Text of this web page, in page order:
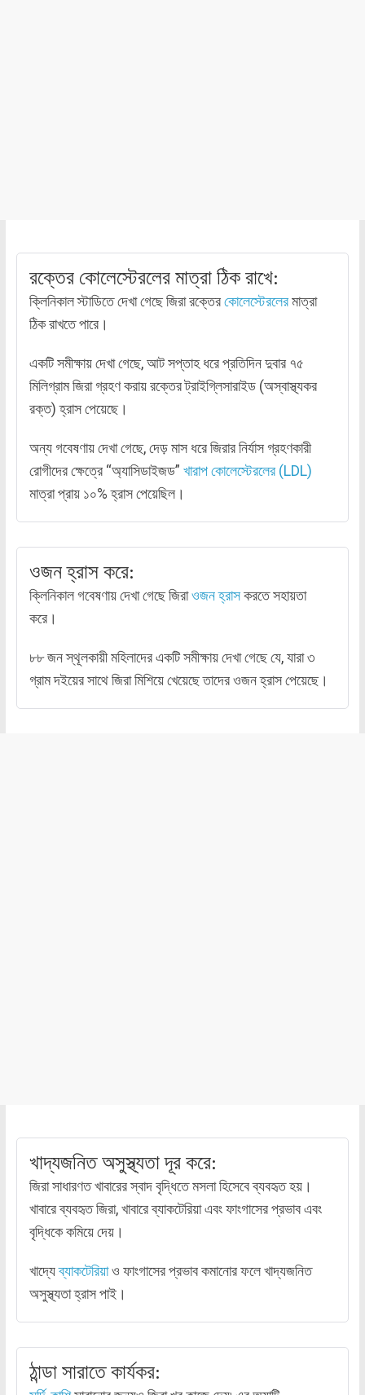
রক্তের কোলেস্টেরলের মাত্রা ঠিক রাখে:
ক্লিনিকাল স্টাডিতে দেখা গেছে জিরা রক্তেরকোলেস্টেরলেরমাত্রা
ঠিক রাখতে পারে।
একটি সমীক্ষায় দেখা গেছে, আট সপ্তাহ ধরে প্রতিদিন দুবার ৭৫
মিলিগ্রাম জিরা গ্রহণ করায় রক্তের ট্রাইগ্লিসারাইড (অস্বাস্থ্যকর
রক্ত) হ্রাস পেয়েছে।
অন্য গবেষণায় দেখা গেছে, দেড় মাস ধরে জিরার নির্যাস গ্রহণকারী
রোগীদের ক্ষেত্রে “অ্যাসিডাইজড” খারাপ কোলেস্টেরলের (LDL)
মাত্রা প্রায় ১০% হ্রাস পেয়েছিল।
ওজন হ্রাস করে:
ক্লিনিকাল গবেষণায় দেখা গেছে জিরাওজন হ্রাসকরতে সহায়তা
করে।
৮৮ জন স্থূলকায়ী মহিলাদের একটি সমীক্ষায় দেখা গেছে যে, যারা ৩
গ্রাম দইয়ের সাথে জিরা মিশিয়ে খেয়েছে তাদের ওজন হ্রাস পেয়েছে।
খাদ্যজনিত অসুস্থ্যতা দূর করে:
জিরা সাধারণত খাবারের স্বাদ বৃদ্ধিতে মসলা হিসেবে ব্যবহৃত হয়।
খাবারে ব্যবহৃত জিরা, খাবারে ব্যাকটেরিয়া এবং ফাংগাসের প্রভাব এবং
বৃদ্ধিকে কমিয়ে দেয়।
খাদ্যেব্যাকটেরিয়াও ফাংগাসের প্রভাব কমানোর ফলে খাদ্যজনিত
অসুস্থ্যতা হ্রাস পাই।
ঠান্ডা সারাতে কার্যকর: